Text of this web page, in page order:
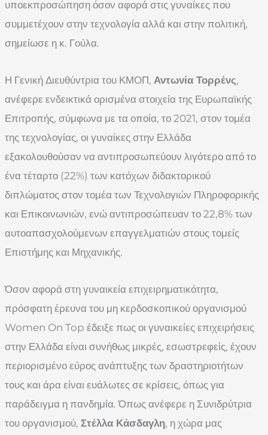
υποεκπροσώπηση όσον αφορά στις γυναίκες που
συμμετέχουν στην τεχνολογία αλλά και στην πολιτική,
σημείωσε η κ. Γούλα.
Η Γενική Διευθύντρια του ΚΜΟΠ, Αντωνία Τορρένς,
ανέφερε ενδεικτικά ορισμένα στοιχεία της Ευρωπαϊκής
Επιτροπής, σύμφωνα με τα οποία, το 2021, στον τομέα
της τεχνολογίας, οι γυναίκες στην Ελλάδα
εξακολουθούσαν να αντιπροσωπεύουν λιγότερο από το
ένα τέταρτο (22%) των κατόχων διδακτορικού
διπλώματος στον τομέα των Τεχνολογιών Πληροφορικής
και Επικοινωνιών, ενώ αντιπροσώπευαν το 22,8% των
αυτοαπασχολούμενων επαγγελματιών στους τομείς
Επιστήμης και Μηχανικής.
Όσον αφορά στη γυναικεία επιχειρηματικότητα,
πρόσφατη έρευνα του μη κερδοσκοπικού οργανισμού
Women On Top έδειξε πως οι γυναικείες επιχειρήσεις
στην Ελλάδα είναι συνήθως μικρές, εσωστρεφείς, έχουν
περιορισμένο εύρος ανάπτυξης των δραστηριοτήτων
τους και άρα είναι ευάλωτες σε κρίσεις, όπως για
παράδειγμα η πανδημία. Όπως ανέφερε η Συνιδρύτρια
του οργανισμού, Στέλλα Κάσδαγλη, η χώρα μας